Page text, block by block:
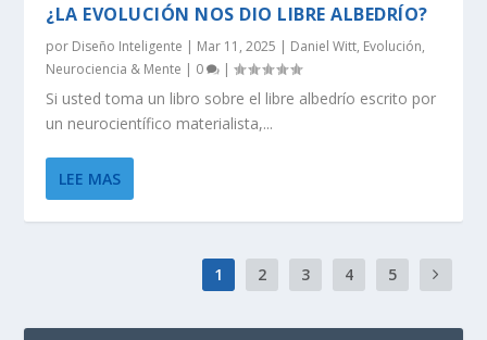
¿LA EVOLUCIÓN NOS DIO LIBRE ALBEDRÍO?
por Diseño Inteligente | Mar 11, 2025 | Daniel Witt, Evolución,
Neurociencia & Mente | 0 |
Si usted toma un libro sobre el libre albedrío escrito por
un neurocientífico materialista,...
LEE MAS
1 2 3 4 5